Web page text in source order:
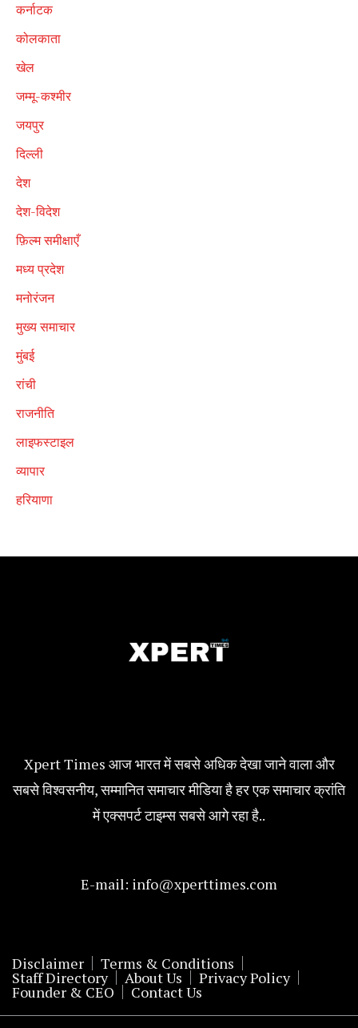
कर्नाटक
कोलकाता
खेल
जम्मू-कश्मीर
जयपुर
दिल्ली
देश
देश-विदेश
फ़िल्म समीक्षाएँ
मध्य प्रदेश
मनोरंजन
मुख्य समाचार
मुंबई
रांची
राजनीति
लाइफस्टाइल
व्यापार
हरियाणा
Xpert Times आज भारत में सबसे अधिक देखा जाने वाला और
सबसे विश्वसनीय, सम्मानित समाचार मीडिया है हर एक समाचार क्रांति
में एक्सपर्ट टाइम्स सबसे आगे रहा है..
E-mail: info@xperttimes.com
Disclaimer Terms & Conditions
Staff Directory About Us Privacy Policy
Founder & CEO Contact Us